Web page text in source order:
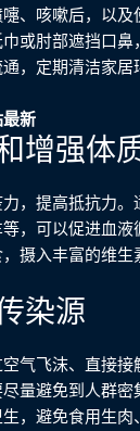
、咳嗽后，以及
或肘部遮挡口
，定期清洁家居
新
增强体
，提高抵抗力。
，可以促进血
摄入丰富的维生
染源
气飞沫、直接接
量避免到人群密
，避免食用生肉